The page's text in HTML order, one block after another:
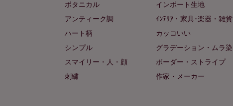
ボタニカル
インポート生地
アンティーク調
ｲﾝﾃﾘｱ・家具･楽器・雑貨
ハート柄
カッコいい
シンプル
グラデーション・ムラ染
スマイリー・人・顔
ボーダー・ストライプ
刺繍
作家・メーカー